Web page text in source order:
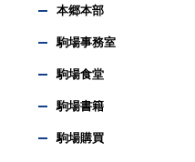
本郷本部
駒場事務室
駒場食堂
駒場書籍
駒場購買